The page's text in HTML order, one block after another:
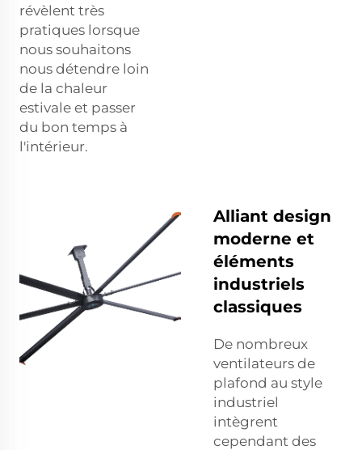
révèlent très
pratiques lorsque
nous souhaitons
nous détendre loin
de la chaleur
estivale et passer
du bon temps à
l'intérieur.
Alliant design
moderne et
éléments
industriels
classiques
De nombreux
ventilateurs de
plafond au style
industriel
intègrent
cependant des